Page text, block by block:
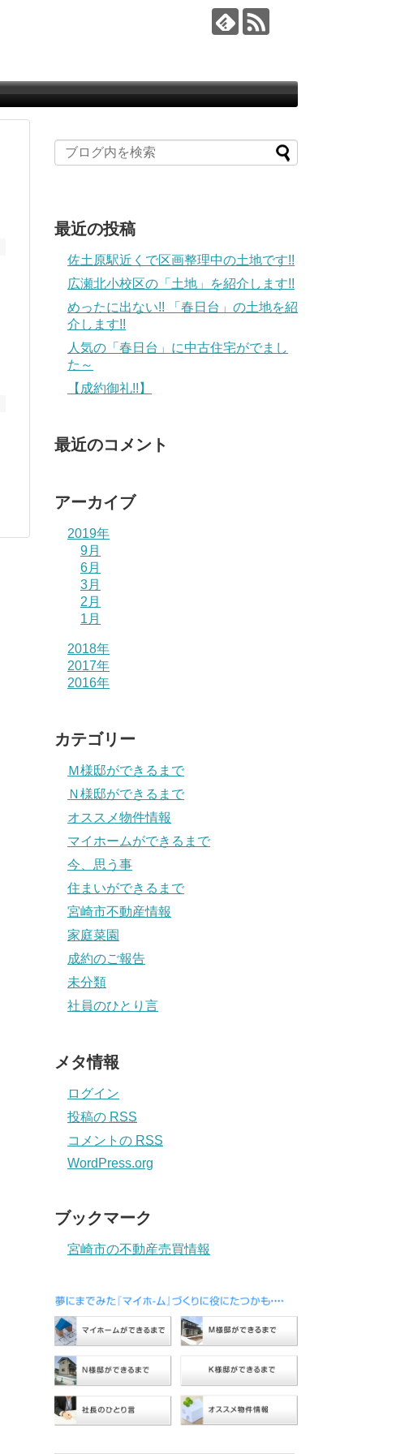
最近の投稿
佐土原駅近くで区画整理中の土地です!!
広瀬北小校区の「土地」を紹介します!!
めったに出ない!! 「春日台」の土地を紹
介します!!
人気の「春日台」に中古住宅がでまし
た～
【成約御礼!!】
最近のコメント
アーカイブ
2019年
9月
6月
3月
2月
1月
2018年
2017年
2016年
カテゴリー
Ｍ様邸ができるまで
Ｎ様邸ができるまで
オススメ物件情報
マイホームができるまで
今、思う事
住まいができるまで
宮崎市不動産情報
家庭菜園
成約のご報告
未分類
社員のひとり言
メタ情報
ログイン
投稿の RSS
コメントの RSS
WordPress.org
ブックマーク
宮崎市の不動産売買情報